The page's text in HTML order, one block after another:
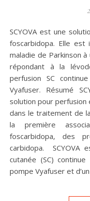
SCYOVA est une solution injectable de foslévodopa et de
foscarbidopa. Elle
maladie de Parkinson
répondant à la
perfusion SC
Vyafuser. Résumé
solution pour perfusion
dans le traitement de
la première
foscarbidopa, des
carbidopa. SCYOVA
cutanée (SC)
pompe Vyafuser et